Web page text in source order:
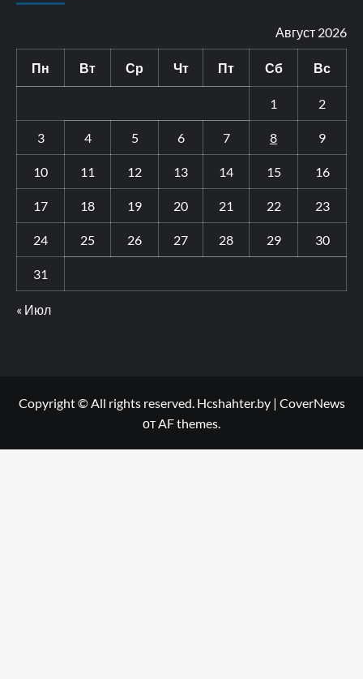
Август 2026
Пн Вт Ср Чт Пт Сб Вс
1 2
3 4 5 6 7 8 9
10 11 12 13 14 15 16
17 18 19 20 21 22 23
24 25 26 27 28 29 30
31
« Июл
Copyright © All rights reserved. Hcshahter.by | CoverNews
от AF themes.